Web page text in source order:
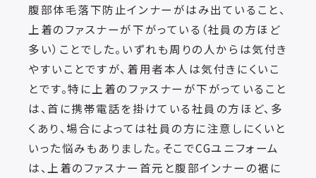
腹部体毛落下防止インナーがはみ出ていること、
上着のファスナーが下がっている（社員の方ほど
多い）ことでした。いずれも周りの人からは気付き
やすいことですが、着用者本人は気付きにくいこ
とです。特に上着のファスナーが下がっていること
は、首に携帯電話を掛けている社員の方ほど、多
くあり、場合によっては社員の方に注意しにくいと
いった悩みもありました。そこでCGユニフォーム
は、上着のファスナー首元と腹部インナーの裾に